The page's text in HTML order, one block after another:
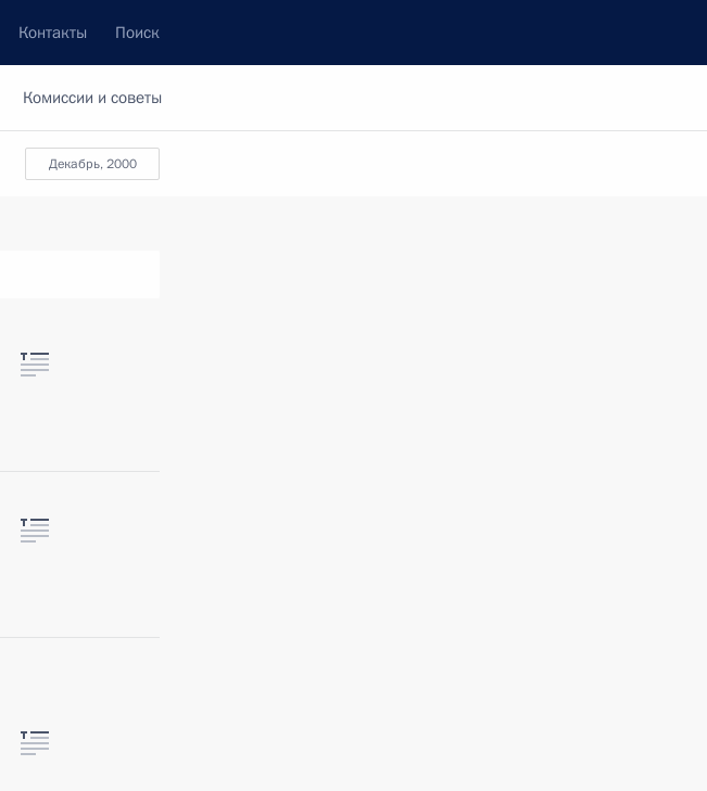
Контакты Поиск
Комиссии и советы
декабрь, 2000